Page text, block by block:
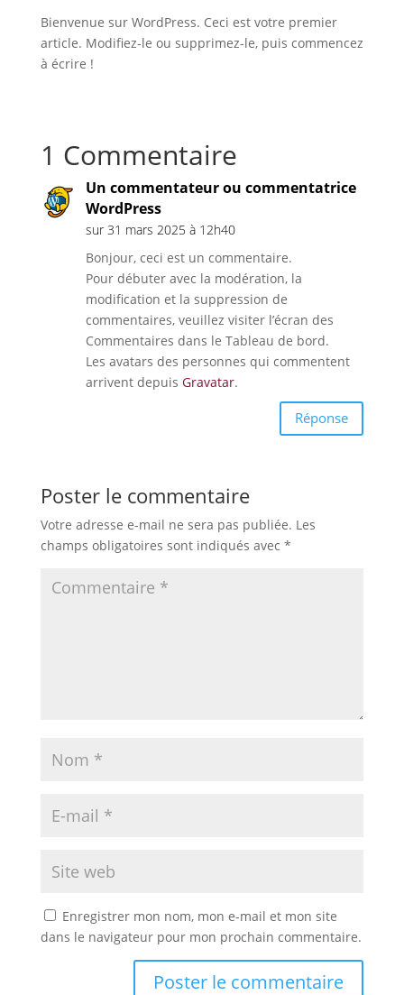
Bienvenue sur WordPress. Ceci est votre premier
article. Modifiez-le ou supprimez-le, puis commencez
à écrire !
1 Commentaire
Un commentateur ou commentatrice
WordPress
sur 31 mars 2025 à 12h40
Bonjour, ceci est un commentaire.
Pour débuter avec la modération, la
modification et la suppression de
commentaires, veuillez visiter l’écran des
Commentaires dans le Tableau de bord.
Les avatars des personnes qui commentent
arrivent depuis Gravatar.
Réponse
Poster le commentaire
Votre adresse e-mail ne sera pas publiée. Les
champs obligatoires sont indiqués avec *
Enregistrer mon nom, mon e-mail et mon site
dans le navigateur pour mon prochain commentaire.